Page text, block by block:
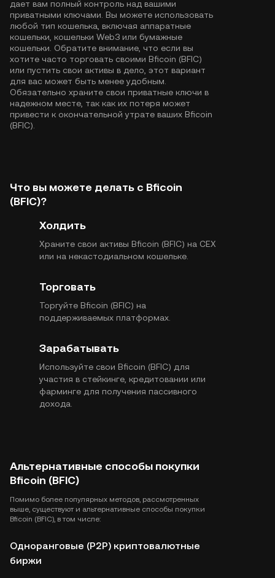
дает вам полный контроль над вашими
приватными ключами. Вы можете использовать
любой тип кошелька, включая аппаратные
кошельки, кошельки Web3 или бумажные
кошельки. Обратите внимание, что если вы
хотите часто торговать своими Bficoin (BFIC)
или пустить свои активы в дело, этот вариант
для вас может быть менее удобным.
Обязательно храните свои приватные ключи в
надежном месте, так как их потеря может
привести к окончательной утрате ваших Bficoin
(BFIC).
Что вы можете делать с Bficoin
(BFIC)?
Холдить
Храните свои активы Bficoin (BFIC) на CEX
или на некастодиальном кошельке.
Торговать
Торгуйте Bficoin (BFIC) на
поддерживаемых платформах.
Зарабатывать
Используйте свои Bficoin (BFIC) для
участия в стейкинге, кредитовании или
фарминге для получения пассивного
дохода.
Альтернативные способы покупки
Bficoin (BFIC)
Помимо более популярных методов, рассмотренных
выше, существуют и альтернативные способы покупки
Bficoin (BFIC), в том числе:
Одноранговые (P2P) криптовалютные
биржи